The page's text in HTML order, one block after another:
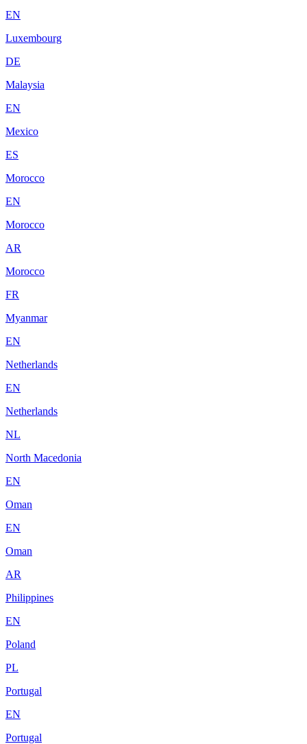
EN
Luxembourg
DE
Malaysia
EN
Mexico
ES
Morocco
EN
Morocco
AR
Morocco
FR
Myanmar
EN
Netherlands
EN
Netherlands
NL
North Macedonia
EN
Oman
EN
Oman
AR
Philippines
EN
Poland
PL
Portugal
EN
Portugal